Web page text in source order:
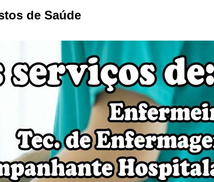
de Saúde